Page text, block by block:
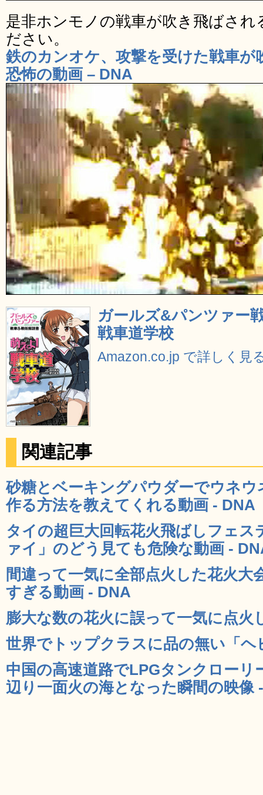
是非ホンモノの戦車が吹き飛ばさ
ださい。
鉄のカンオケ、攻撃を受けた戦車が
恐怖の動画 – DNA
ガールズ&パンツァー
戦車道学校
Amazon.co.jp で詳しく見
関連記事
砂糖とベーキングパウダーでウネ
作る方法を教えてくれる動画 - DNA
タイの超巨大回転花火飛ばしフェ
ァイ」のどう見ても危険な動画 -
間違って一気に全部点火した花火大
すぎる動画 - DNA
膨大な数の花火に誤って一気に点火
世界でトップクラスに品の無い「ヘ
中国の高速道路でLPGタンクローリ
辺り一面火の海となった瞬間の映像